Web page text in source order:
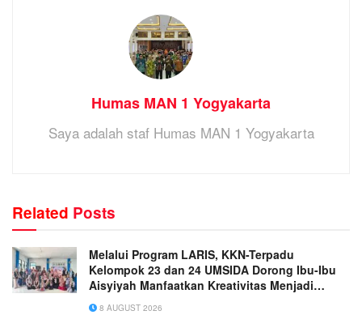
Humas MAN 1 Yogyakarta
Saya adalah staf Humas MAN 1 Yogyakarta
Related Posts
Melalui Program LARIS, KKN-Terpadu
Kelompok 23 dan 24 UMSIDA Dorong Ibu-Ibu
Aisyiyah Manfaatkan Kreativitas Menjadi
Peluang Usaha
8 AUGUST 2026